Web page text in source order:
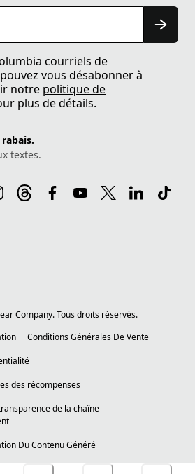
courriels de
vous désabonner à
notre politique de
plus de détails.
textes.
Company. Tous droits réservés.
Conditions Générales De Vente
des récompenses
de la chaîne
Du Contenu Généré